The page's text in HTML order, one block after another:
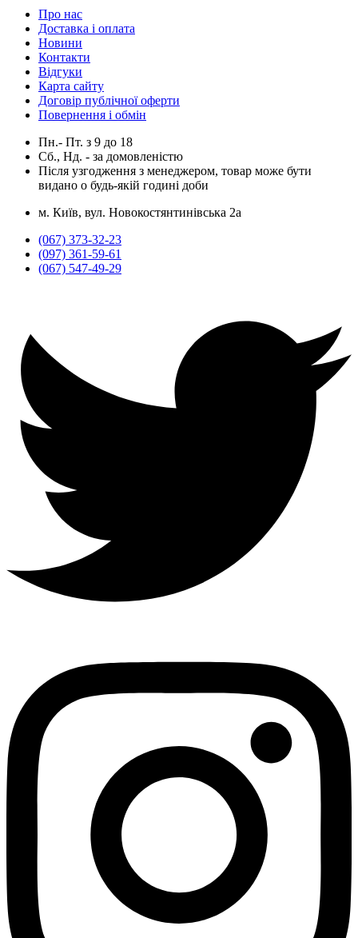
Про нас
Доставка і оплата
Новини
Контакти
Відгуки
Карта сайту
Договір публічної оферти
Повернення і обмін
Пн.- Пт. з 9 до 18
Сб., Нд. - за домовленістю
Після узгодження з менеджером, товар може бути
видано о будь-якій годині доби
м. Київ, вул. Новокостянтинівська 2а
(067) 373-32-23
(097) 361-59-61
(067) 547-49-29